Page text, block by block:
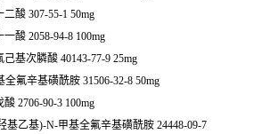
酸 307-55-1 50mg
酸 2058-94-8 100mg
己基次膦酸 40143-77-9 25mg
全氟辛基磺酰胺 31506-32-8 50mg
2706-90-3 100mg
基乙基)-N-甲基全氟辛基磺酰胺 24448-09-7